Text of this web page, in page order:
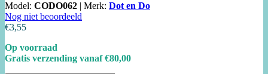
Model: CODO062 | Merk: Dot en Do
Nog niet beoordeeld
€3,55
Op voorraad
Gratis verzending vanaf €80,00